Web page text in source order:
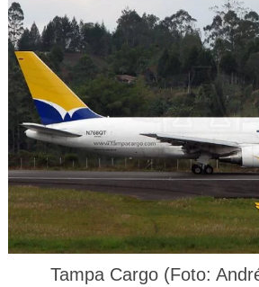
Tampa Cargo (Foto: